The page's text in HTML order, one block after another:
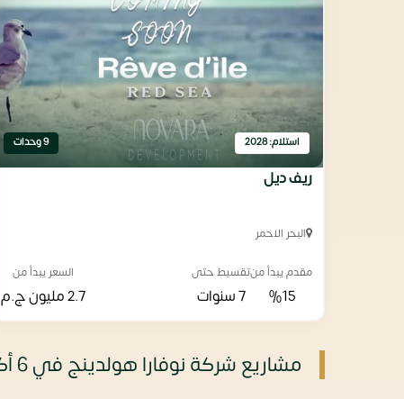
استلام: 2028 9 وحدات
ريف ديل
البحر الاحمر
مقدم يبدأ من
%15
تقسيط حتى
7 سنوات
السعر يبدأ من
2.7 مليون ج.م
مشاريع شركة نوفارا هولدينج في 6 أكتوبر